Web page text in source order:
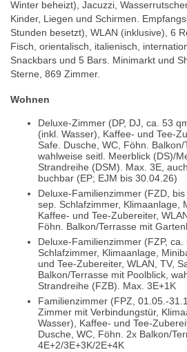
Winter beheizt), Jacuzzi,
Kinder, Liegen und Schirmen.
Stunden besetzt), WLAN (inklusive), 6
Fisch, orientalisch, italienisch,
Snackbars und 5 Bars. Minimarkt und
Sterne, 869 Zimmer.
Wohnen
Deluxe-Zimmer (DP, DJ, ca. 53
(inkl. Wasser), Kaffee- und Tee-
Safe. Dusche, WC, Föhn.
wahlweise seitl. Meerblick (DS)/
Strandreihe (DSM). Max. 3E,
buchbar (EP; EJM bis 30.04.26)
Deluxe-Familienzimmer (FZD,
sep. Schlafzimmer, Klimaanlage,
Kaffee- und Tee-Zubereiter,
Föhn. Balkon/Terrasse mit
Deluxe-Familienzimmer (FZP,
Schlafzimmer, Klimaanlage,
und Tee-Zubereiter, WLAN, TV,
Balkon/Terrasse mit Poolblick,
Strandreihe (FZB). Max. 3E+1K
Familienzimmer (FPZ, 01.05.-
Zimmer mit Verbindungstür,
Wasser), Kaffee- und Tee-
Dusche, WC, Föhn. 2x Balkon/
4E+2/3E+3K/2E+4K